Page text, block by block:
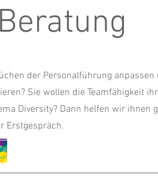
der Personalführung anpassen
Sie wollen die Teamfähigkeit
Diversity? Dann helfen wir ihnen
Erstgespräch.